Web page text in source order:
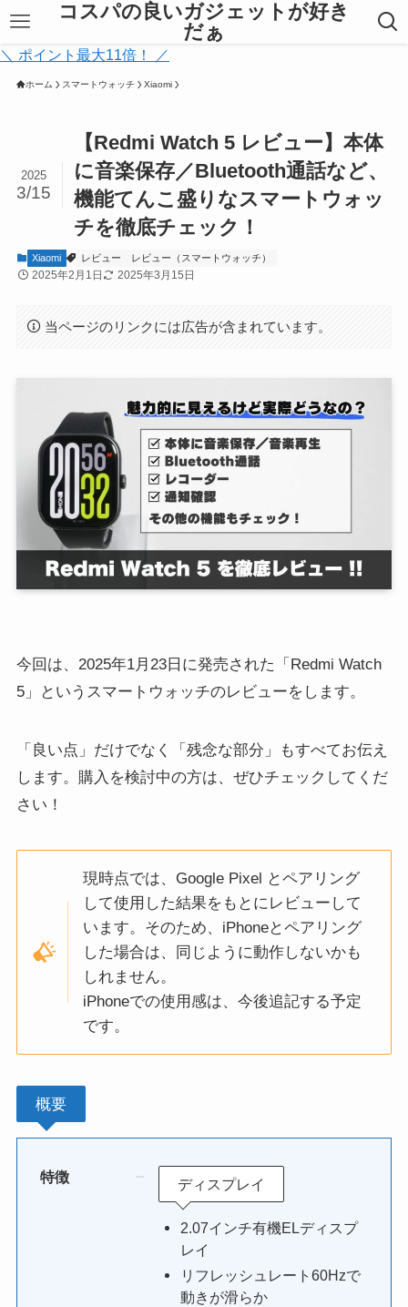
コスパの良いガジェットが好き
だぁ
＼ ポイント最大11倍！ ／
ホーム スマートウォッチ Xiaomi
【Redmi Watch 5 レビュー】本体
に音楽保存／Bluetooth通話など、
機能てんこ盛りなスマートウォッ
チを徹底チェック！
2025
3/15
Xiaomi レビュー レビュー（スマートウォッチ）
2025年2月1日 2025年3月15日
当ページのリンクには広告が含まれています。
今回は、2025年1月23日に発売された「Redmi Watch
5」というスマートウォッチのレビューをします。
「良い点」だけでなく「残念な部分」もすべてお伝え
します。購入を検討中の方は、ぜひチェックしてくだ
さい！
現時点では、Google Pixel とペアリング
して使用した結果をもとにレビューして
います。そのため、iPhoneとペアリング
した場合は、同じように動作しないかも
しれません。
iPhoneでの使用感は、今後追記する予定
です。
概要
特徴 ディスプレイ
2.07インチ有機ELディスプ
レイ
リフレッシュレート60Hzで
動きが滑らか